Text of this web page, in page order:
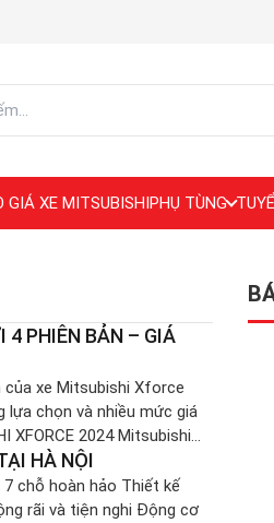
GIÁ XE MITSUBISHIPHỤ TÙNG
4 PHIÊN BẢN – GIÁ
xe Mitsubishi Xforce
lựa chọn và nhiều mức giá
XFORCE 2024 Mitsubishi
tạm đặt tên như […]
HÀ NỘI
chỗ hoàn hảo Thiết kế
rãi và tiện nghi Động cơ